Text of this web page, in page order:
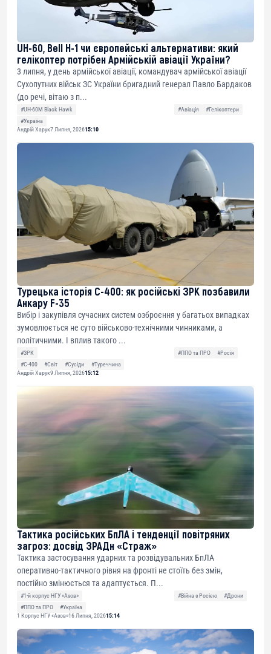
UH-60, Bell H-1 чи європейські альтернативи: який
гелікоптер потрібен Армійській авіації України?
3 липня, у день армійської авіації, командувач армійської авіації
Сухопутних військ ЗС України бригадний генерал Павло Бардаков
(до речі, вітаю з п...
#UH-60M Black Hawk #Авіація
#Гелікоптери
#Україна
Андрій Харук7 Липня, 202615:10
Турецька історія С-400: як російські ЗРК позбавили
Анкару F-35
Вибір і закупівля сучасних систем озброєння у багатьох випадках
зумовлюється не суто військово-технічними чинниками, а
політичними. І вплив такого ...
#ЗРК #ППО та ПРО
#Росія
#С-400
#Світ #Сусіди
#Туреччина
Андрій Харук9 Липня, 202615:12
Тактика російських БпЛА і тенденції повітряних
загроз: досвід ЗРАДн «Страж»
Тактика застосування ударних та розвідувальних БпЛА
оперативно-тактичного рівня на фронті не стоїть без змін,
постійно змінюється та адаптується. П...
#1-й корпус НГУ «Азов» #Війна з Росією
#Дрони
#ППО та ПРО
#Україна
1 Корпус НГУ «Азов»16 Липня, 202615:14